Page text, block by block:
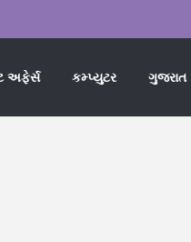
અફેર્સ કમ્પ્યુટર ગુજરાત